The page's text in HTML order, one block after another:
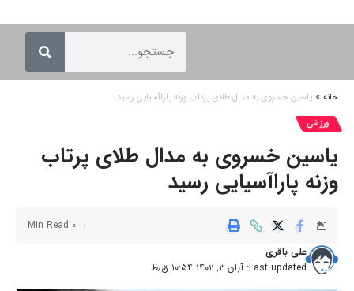
خانه » یاسین خسروی به مدال طلای پرتاب وزنه پاراآسیایی رسید
ورزشی
یاسین خسروی به مدال طلای پرتاب
وزنه پاراآسیایی رسید
Last updated: آبان ۳, ۱۴۰۲ ۱۰:۵۴ ق٫ظ
علی باقری
0 Min Read